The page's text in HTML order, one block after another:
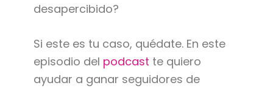
desapercibido?
Si este es tu caso, quédate. En este
episodio del podcast te quiero
ayudar a ganar seguidores de